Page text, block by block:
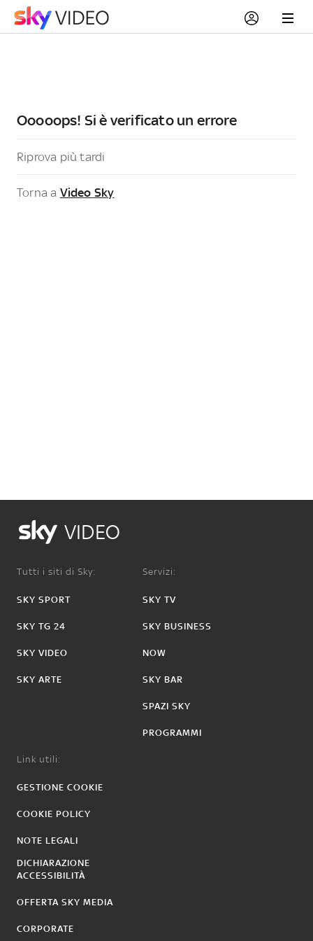
Ooooops! Si è verificato un errore
Riprova più tardi
Torna a Video Sky
VIDEO
Tutti i siti di Sky:
SKY SPORT
SKY TG 24
SKY VIDEO
SKY ARTE
Servizi:
SKY TV
SKY BUSINESS
NOW
SKY BAR
SPAZI SKY
PROGRAMMI
Link utili:
GESTIONE COOKIE
COOKIE POLICY
NOTE LEGALI
DICHIARAZIONE
ACCESSIBILITÀ
OFFERTA SKY MEDIA
CORPORATE